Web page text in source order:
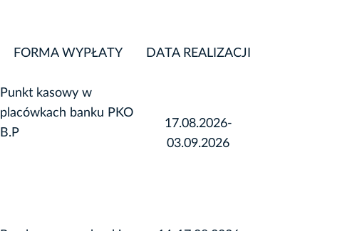
FORMA WYPŁATY DATA REALIZACJI
Punkt kasowy w
placówkach banku PKO
B.P
17.08.2026-
03.09.2026